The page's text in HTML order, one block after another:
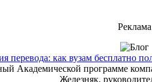
Реклама
перевода: как вузам бесплатно
Академической программе
Железняк,